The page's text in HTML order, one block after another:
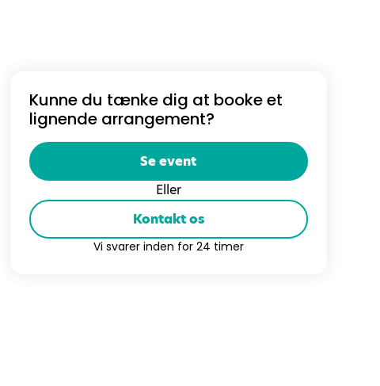
Kunne du tænke dig at booke et
lignende arrangement?
Se event
Eller
Kontakt os
Vi svarer inden for 24 timer